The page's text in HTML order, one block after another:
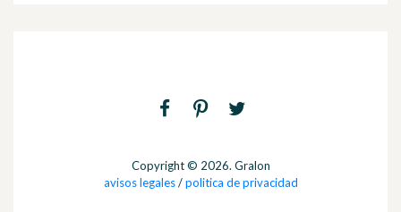
Copyright © 2026. Gralon
avisos legales/politica de privacidad